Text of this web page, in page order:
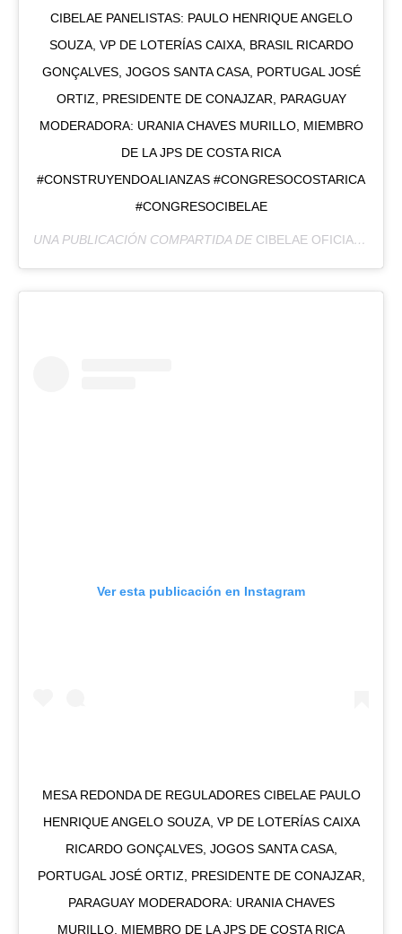
CIBELAE PANELISTAS: PAULO HENRIQUE ANGELO
SOUZA, VP DE LOTERÍAS CAIXA, BRASIL RICARDO
GONÇALVES, JOGOS SANTA CASA, PORTUGAL JOSÉ
ORTIZ, PRESIDENTE DE CONAJZAR, PARAGUAY
MODERADORA: URANIA CHAVES MURILLO, MIEMBRO
DE LA JPS DE COSTA RICA
#CONSTRUYENDOALIANZAS #CONGRESOCOSTARICA
#CONGRESOCIBELAE
UNA PUBLICACIÓN COMPARTIDA DE CIBELAE OFICIAL
Ver esta publicación en Instagram
MESA REDONDA DE REGULADORES CIBELAE PAULO
HENRIQUE ANGELO SOUZA, VP DE LOTERÍAS CAIXA
RICARDO GONÇALVES, JOGOS SANTA CASA,
PORTUGAL JOSÉ ORTIZ, PRESIDENTE DE CONAJZAR,
PARAGUAY MODERADORA: URANIA CHAVES
MURILLO, MIEMBRO DE LA JPS DE COSTA RICA